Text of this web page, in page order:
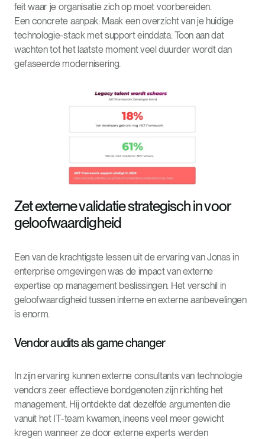
feit waar je organisatie zich op moet voorbereiden.
Een concrete aanpak: Maak een overzicht van je huidige
technologie-stack met support einddata. Toon aan dat
wachten tot het laatste moment veel duurder wordt dan
gefaseerde modernisering.
Zet externe validatie strategisch in voor
geloofwaardigheid
Een van de krachtigste lessen uit de ervaring van Jonas in
enterprise omgevingen was de impact van externe
expertise op management beslissingen. Het verschil in
geloofwaardigheid tussen interne en externe aanbevelingen
is enorm.
Vendor audits als game changer
In zijn ervaring kunnen externe consultants van technologie
vendors zeer effectieve bondgenoten zijn richting het
management. Hij ontdekte dat dezelfde argumenten die
vanuit het IT-team kwamen, ineens veel meer gewicht
kregen wanneer ze door externe experts werden